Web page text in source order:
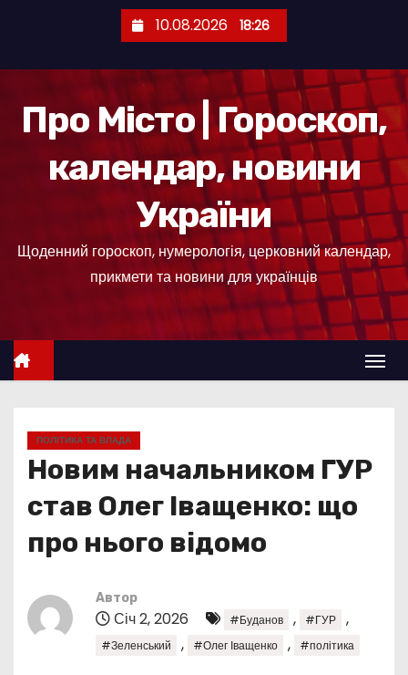
е
10.08.2026 18:26
Про Місто | Гороскоп,
календар, новини
України
Щоденний гороскоп, нумерологія, церковний календар,
прикмети та новини для українців
ПОЛІТИКА ТА ВЛАДА
Новим начальником ГУР
став Олег Іващенко: що
про нього відомо
Автор
Січ 2, 2026 #Буданов , #ГУР ,
#Зеленський , #Олег Іващенко , #політика